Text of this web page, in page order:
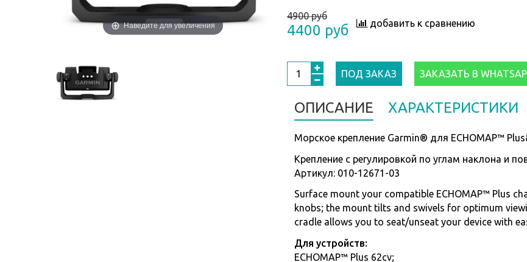
Наведите для увеличения
4900 руб
4400 руб добавить к сравнению
ПОД ЗАКАЗ ЗАКАЗАТЬ В
ОПИСАНИЕ ХАРАКТЕРИСТИКИ
Морское крепление Garmin® для ECHOMAP™
Крепление с регулировкой по углам наклона и
Артикул: 010-12671-03
Surface mount your compatible ECHOMAP™ Plus
knobs; the mount tilts and swivels for optimum
cradle allows you to seat/unseat your device with
Для устройств:
ECHOMAP™ Plus 62cv;